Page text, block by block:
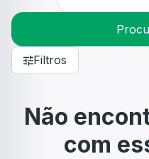
Filtros
Não
com